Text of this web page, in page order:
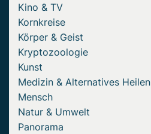
Kino & TV
Kornkreise
Körper & Geist
Kryptozoologie
Kunst
Medizin & Alternatives Heilen
Mensch
Natur & Umwelt
Panorama